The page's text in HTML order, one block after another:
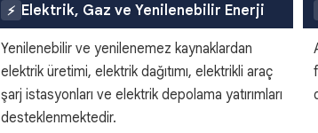
⚡ Elektrik, Gaz ve Yenilenebilir Enerji
Yenilenebilir ve yenilenemez kaynaklardan
elektrik üretimi, elektrik dağıtımı, elektrikli araç
şarj istasyonları ve elektrik depolama yatırımları
desteklenmektedir.